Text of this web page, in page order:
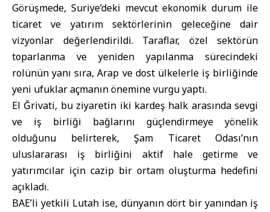
Görüşmede, Suriye’deki mevcut ekonomik durum ile
ticaret ve yatırım sektörlerinin geleceğine dair
vizyonlar değerlendirildi. Taraflar, özel sektörün
toparlanma ve yeniden yapılanma sürecindeki
rolünün yanı sıra, Arap ve dost ülkelerle iş birliğinde
yeni ufuklar açmanın önemine vurgu yaptı.
El Ğrivati, bu ziyaretin iki kardeş halk arasında sevgi
ve iş birliği bağlarını güçlendirmeye yönelik
olduğunu belirterek, Şam Ticaret Odası’nın
uluslararası iş birliğini aktif hale getirme ve
yatırımcılar için cazip bir ortam oluşturma hedefini
açıkladı.
BAE’li yetkili Lutah ise, dünyanın dört bir yanından iş